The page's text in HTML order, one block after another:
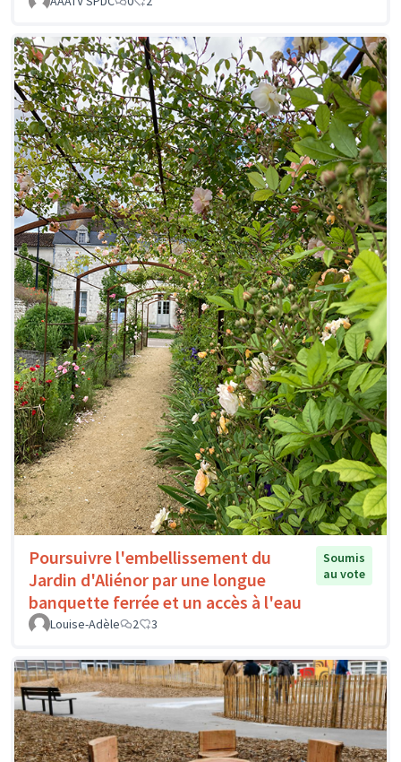
Poursuivre l'embellissement du
Jardin d'Aliénor par une longue
banquette ferrée et un accès à l'eau
Soumis
au vote
Louise-Adèle 2 3